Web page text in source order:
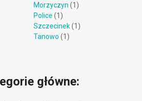
Morzyczyn (1)
Police (1)
Szczecinek(1)
Tanowo (1)
główne: